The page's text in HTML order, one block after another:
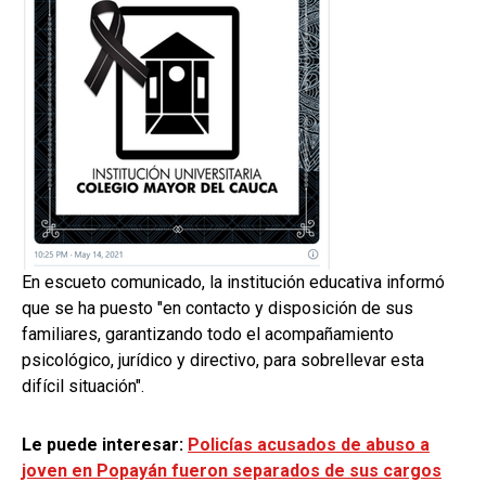
En escueto comunicado, la institución educativa informó
que se ha puesto "en contacto y disposición de sus
familiares, garantizando todo el acompañamiento
psicológico, jurídico y directivo, para sobrellevar esta
difícil situación".
Le puede interesar: Policías acusados de abuso a
joven en Popayán fueron separados de sus cargos